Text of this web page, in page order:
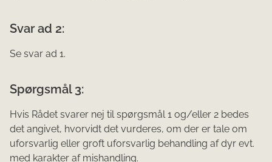
Svar ad 2:
Se svar ad 1.
Spørgsmål 3:
Hvis Rådet svarer nej til spørgsmål 1 og/eller 2 bedes
det angivet, hvorvidt det vurderes, om der er tale om
uforsvarlig eller groft uforsvarlig behandling af dyr evt.
med karakter af mishandling.